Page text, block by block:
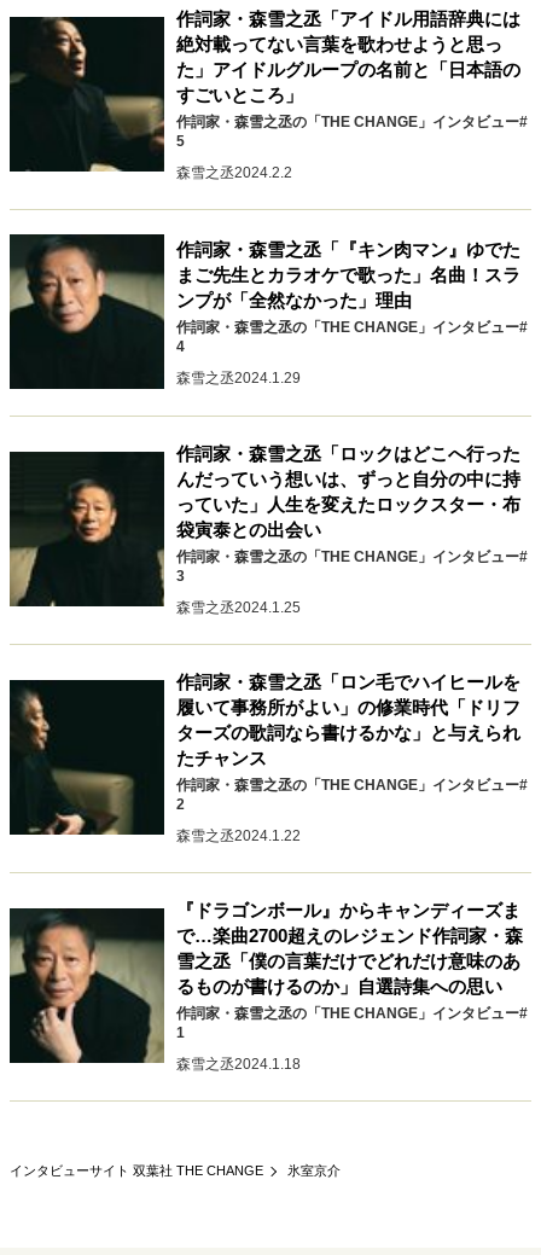
セカンドキャリアの描き方
独立という決断
大人の学び直し
ファーストキャリアを拓く
夢を掴む選択
経営・ビジネス
リーダーの流儀 変革の原動力
次世代へのバトン
トップが描く未来
マインドセット
重圧との向き合い方 一流のルーティン
ライフスタイル・生き方
40代からの景色 50代のリアル
パートナーとの歩み方
親になるということ
病が教えてくれたこと
70代のグランドデザイン
社会・カルチャー・マネー
地域とつながる/お金との付き合い方
作詞家・森雪之丞「アイドル用語辞典には
絶対載ってない言葉を歌わせようと思っ
た」アイドルグループの名前と「日本語の
すごいところ」
作詞家・森雪之丞の「THE CHANGE」インタビュー#
5
森雪之丞2024.2.2
作詞家・森雪之丞「『キン肉マン』ゆでた
まご先生とカラオケで歌った」名曲！スラ
ンプが「全然なかった」理由
作詞家・森雪之丞の「THE CHANGE」インタビュー#
4
森雪之丞2024.1.29
作詞家・森雪之丞「ロックはどこへ行った
んだっていう想いは、ずっと自分の中に持
っていた」人生を変えたロックスター・布
袋寅泰との出会い
作詞家・森雪之丞の「THE CHANGE」インタビュー#
3
森雪之丞2024.1.25
作詞家・森雪之丞「ロン毛でハイヒールを
履いて事務所がよい」の修業時代「ドリフ
ターズの歌詞なら書けるかな」と与えられ
たチャンス
作詞家・森雪之丞の「THE CHANGE」インタビュー#
2
森雪之丞2024.1.22
『ドラゴンボール』からキャンディーズま
で…楽曲2700超えのレジェンド作詞家・森
雪之丞「僕の言葉だけでどれだけ意味のあ
るものが書けるのか」自選詩集への思い
作詞家・森雪之丞の「THE CHANGE」インタビュー#
1
森雪之丞2024.1.18
インタビューサイト 双葉社 THE CHANGE 氷室京介